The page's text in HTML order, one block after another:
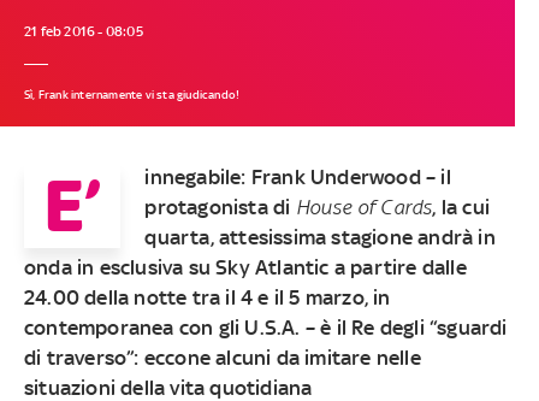
21 feb 2016 - 08:05
Sì, Frank internamente vi sta giudicando!
E’
innegabile: Frank Underwood – il
protagonista di House of Cards, la cui
quarta, attesissima stagione andrà in
onda in esclusiva su Sky Atlantic a partire dalle
24.00 della notte tra il 4 e il 5 marzo, in
contemporanea con gli U.S.A. – è il Re degli “sguardi
di traverso”: eccone alcuni da imitare nelle
situazioni della vita quotidiana